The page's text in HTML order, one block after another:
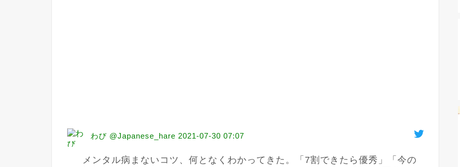
わび @Japanese_hare 2021-07-30 07:07
メンタル病まないコツ、何となくわかってきた。「7割できたら優秀」「今の